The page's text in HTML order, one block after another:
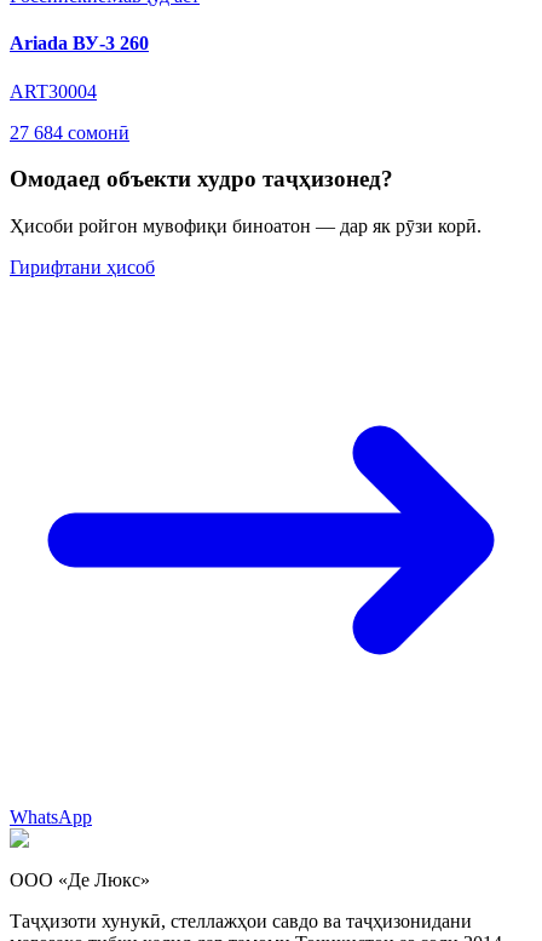
Ariada ВУ-3 260
ART30004
27 684 сомонӣ
Омодаед объекти худро таҷҳизонед?
Ҳисоби ройгон мувофиқи биноатон — дар як рӯзи корӣ.
Гирифтани ҳисоб
WhatsApp
ООО «Де Люкс»
Таҷҳизоти хунукӣ, стеллажҳои савдо ва таҷҳизонидани